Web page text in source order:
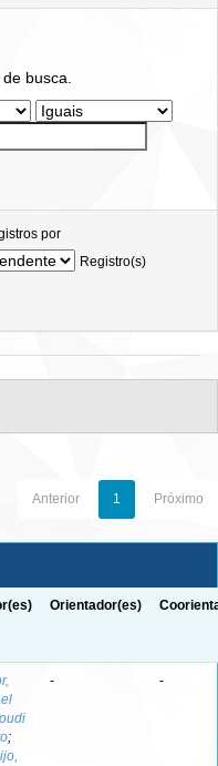
busca.
por
Registro(s)
Anterior 1 Próximo
Orientador(es)
;
- -